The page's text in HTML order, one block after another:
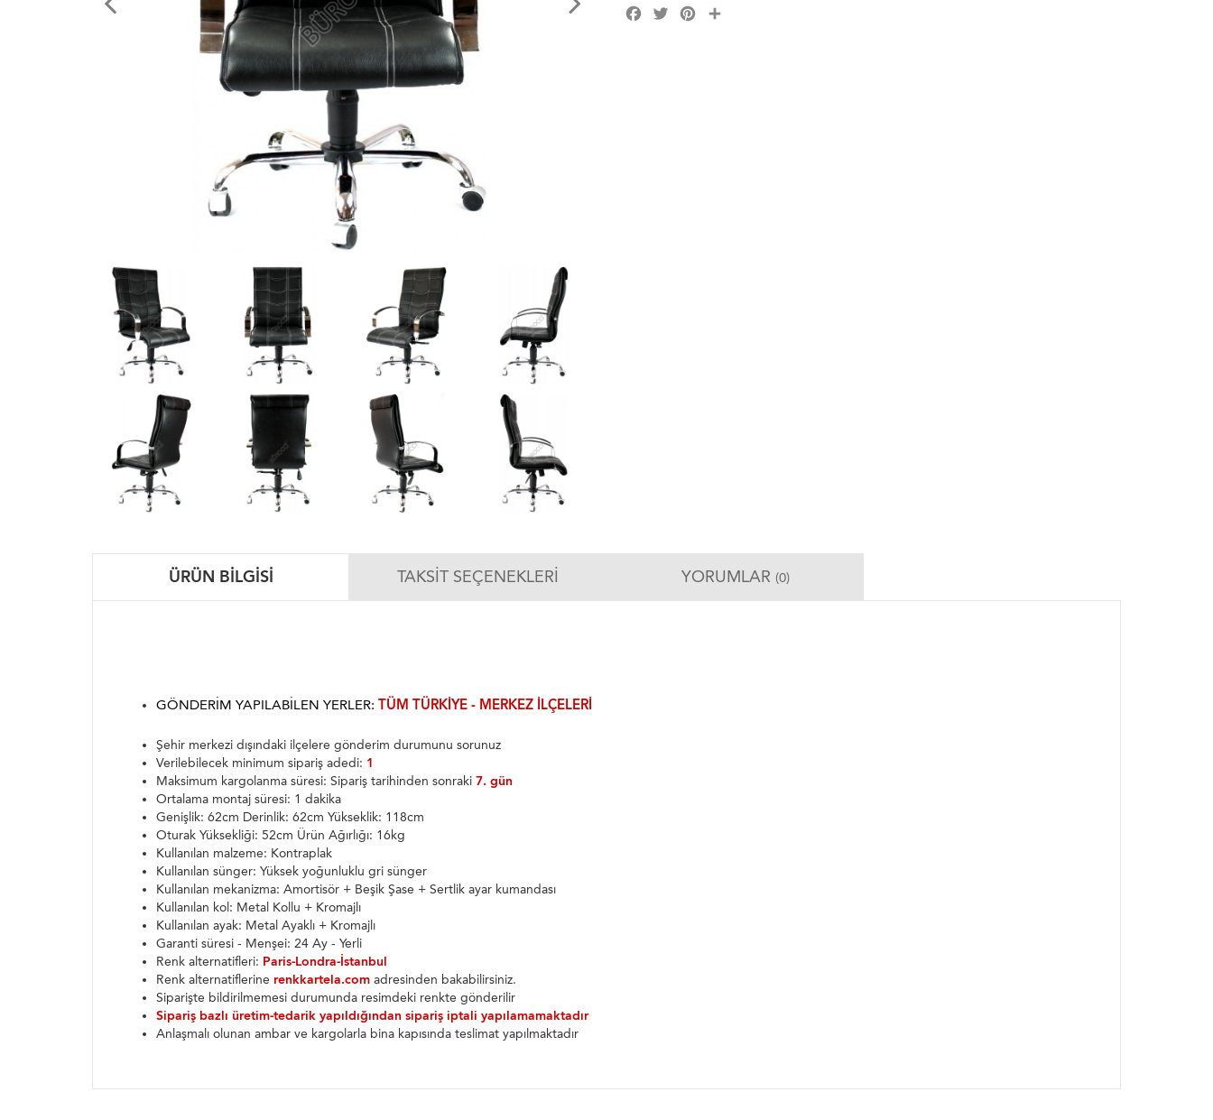
FacebookTwitterPinterest
ÜRÜN BILGISI TAKSIT SEÇENEKLERI YORUMLAR (0)
GÖNDERIM YAPILABILEN YERLER: TÜM TÜRKIYE - MERKEZ ILÇELERI
Şehir merkezi dışındaki ilçelere gönderim durumunu sorunuz
Verilebilecek minimum sipariş adedi: 1
Maksimum kargolanma süresi: Sipariş tarihinden sonraki 7. gün
Ortalama montaj süresi: 1 dakika
Genişlik: 62cm Derinlik: 62cm Yükseklik: 118cm
Oturak Yüksekliği: 52cm Ürün Ağırlığı: 16kg
Kullanılan malzeme: Kontraplak
Kullanılan sünger: Yüksek yoğunluklu gri sünger
Kullanılan mekanizma: Amortisör + Beşik Şase + Sertlik ayar kumandası
Kullanılan kol: Metal Kollu + Kromajlı
Kullanılan ayak: Metal Ayaklı + Kromajlı
Garanti süresi - Menşei: 24 Ay - Yerli
Renk alternatifleri: Paris-Londra-İstanbul
Renk alternatiflerine renkkartela.com adresinden bakabilirsiniz.
Siparişte bildirilmemesi durumunda resimdeki renkte gönderilir
Sipariş bazlı üretim-tedarik yapıldığından sipariş iptali yapılamamaktadır
Anlaşmalı olunan ambar ve kargolarla bina kapısında teslimat yapılmaktadır